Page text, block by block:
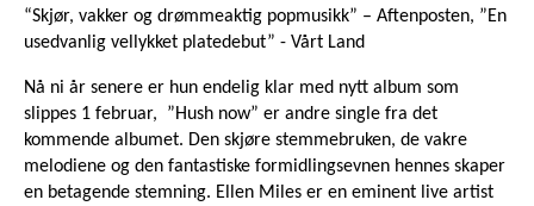
“Skjør, vakker og drømmeaktig popmusikk” – Aftenposten, ”En
usedvanlig vellykket platedebut” - Vårt Land
Nå ni år senere er hun endelig klar med nytt album som
slippes 1 februar, ”Hush now” er andre single fra det
kommende albumet. Den skjøre stemmebruken, de vakre
melodiene og den fantastiske formidlingsevnen hennes skaper
en betagende stemning. Ellen Miles er en eminent live artist